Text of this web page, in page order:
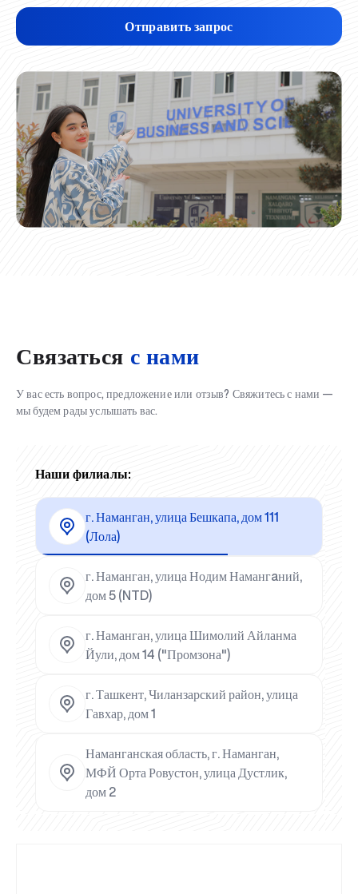
Отправить запрос
Связаться с нами
У вас есть вопрос, предложение или отзыв? Свяжитесь с нами —
мы будем рады услышать вас.
Наши филиалы:
г. Наманган, улица Бешкапа, дом 111
(Лола)
г. Наманган, улица Нодим Намангaний,
дом 5 (NTD)
г. Наманган, улица Шимолий Айланма
Йули, дом 14 ("Промзона")
г. Ташкент, Чиланзарский район, улица
Гавхар, дом 1
Наманганская область, г. Наманган,
МФЙ Орта Ровустон, улица Дустлик,
дом 2